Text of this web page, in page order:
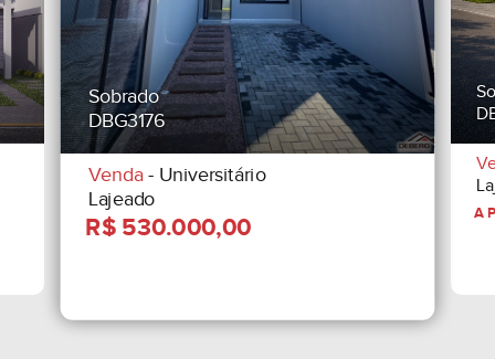
Sobrado
DBG3176
Venda- Universitário
Lajeado